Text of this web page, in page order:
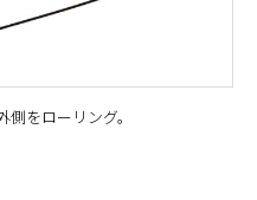
をローリング。